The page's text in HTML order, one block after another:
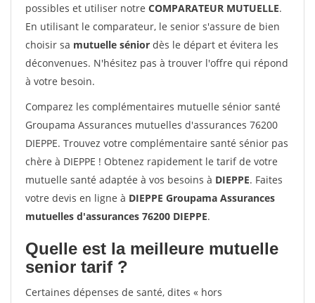
possibles et utiliser notre COMPARATEUR MUTUELLE.
En utilisant le comparateur, le senior s'assure de bien
choisir sa mutuelle sénior dès le départ et évitera les
déconvenues. N'hésitez pas à trouver l'offre qui répond
à votre besoin.
Comparez les complémentaires mutuelle sénior santé
Groupama Assurances mutuelles d'assurances 76200
DIEPPE. Trouvez votre complémentaire santé sénior pas
chère à DIEPPE ! Obtenez rapidement le tarif de votre
mutuelle santé adaptée à vos besoins à DIEPPE. Faites
votre devis en ligne à DIEPPE Groupama Assurances
mutuelles d'assurances 76200 DIEPPE.
Quelle est la meilleure mutuelle
senior tarif ?
Certaines dépenses de santé, dites « hors